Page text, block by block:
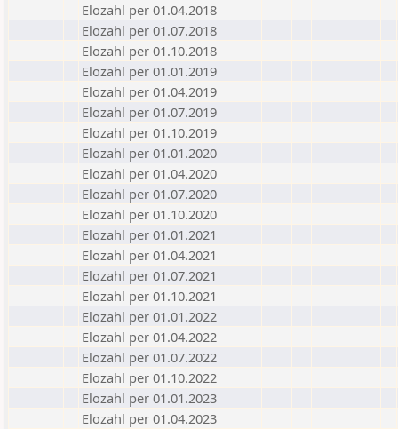
Elozahl per 01.04.2018
Elozahl per 01.07.2018
Elozahl per 01.10.2018
Elozahl per 01.01.2019
Elozahl per 01.04.2019
Elozahl per 01.07.2019
Elozahl per 01.10.2019
Elozahl per 01.01.2020
Elozahl per 01.04.2020
Elozahl per 01.07.2020
Elozahl per 01.10.2020
Elozahl per 01.01.2021
Elozahl per 01.04.2021
Elozahl per 01.07.2021
Elozahl per 01.10.2021
Elozahl per 01.01.2022
Elozahl per 01.04.2022
Elozahl per 01.07.2022
Elozahl per 01.10.2022
Elozahl per 01.01.2023
Elozahl per 01.04.2023